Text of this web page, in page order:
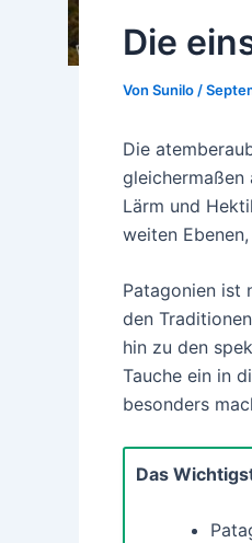
Die
Von Sunilo /
Die
gleichermaßen
Lärm und
weiten
Patagonien ist
den
hin zu den
Tauche ein in
besonders
Das